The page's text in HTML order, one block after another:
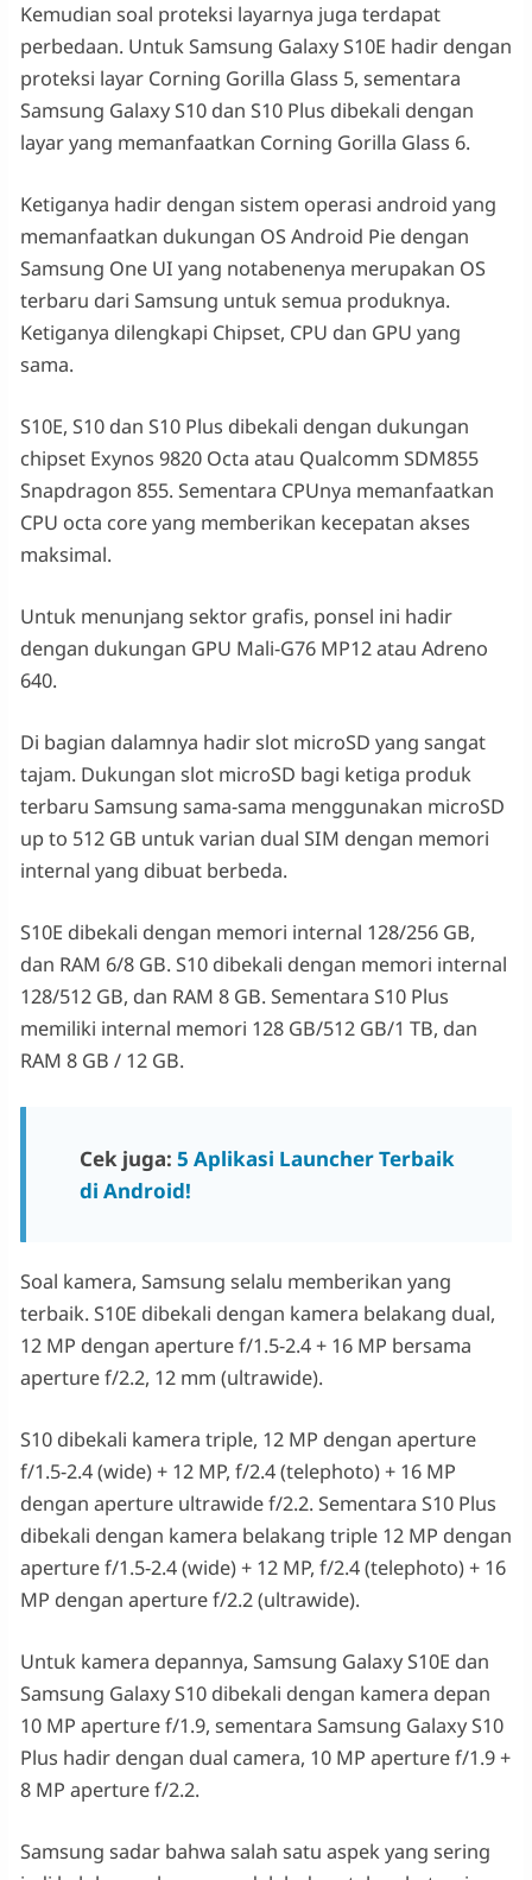
Kemudian soal proteksi layarnya juga terdapat
perbedaan. Untuk Samsung Galaxy S10E hadir dengan
proteksi layar Corning Gorilla Glass 5, sementara
Samsung Galaxy S10 dan S10 Plus dibekali dengan
layar yang memanfaatkan Corning Gorilla Glass 6.
Ketiganya hadir dengan sistem operasi android yang
memanfaatkan dukungan OS Android Pie dengan
Samsung One UI yang notabenenya merupakan OS
terbaru dari Samsung untuk semua produknya.
Ketiganya dilengkapi Chipset, CPU dan GPU yang
sama.
S10E, S10 dan S10 Plus dibekali dengan dukungan
chipset Exynos 9820 Octa atau Qualcomm SDM855
Snapdragon 855. Sementara CPUnya memanfaatkan
CPU octa core yang memberikan kecepatan akses
maksimal.
Untuk menunjang sektor grafis, ponsel ini hadir
dengan dukungan GPU Mali-G76 MP12 atau Adreno
640.
Di bagian dalamnya hadir slot microSD yang sangat
tajam. Dukungan slot microSD bagi ketiga produk
terbaru Samsung sama-sama menggunakan microSD
up to 512 GB untuk varian dual SIM dengan memori
internal yang dibuat berbeda.
S10E dibekali dengan memori internal 128/256 GB,
dan RAM 6/8 GB. S10 dibekali dengan memori internal
128/512 GB, dan RAM 8 GB. Sementara S10 Plus
memiliki internal memori 128 GB/512 GB/1 TB, dan
RAM 8 GB / 12 GB.
Cek juga: 5 Aplikasi Launcher Terbaik
di Android!
Soal kamera, Samsung selalu memberikan yang
terbaik. S10E dibekali dengan kamera belakang dual,
12 MP dengan aperture f/1.5-2.4 + 16 MP bersama
aperture f/2.2, 12 mm (ultrawide).
S10 dibekali kamera triple, 12 MP dengan aperture
f/1.5-2.4 (wide) + 12 MP, f/2.4 (telephoto) + 16 MP
dengan aperture ultrawide f/2.2. Sementara S10 Plus
dibekali dengan kamera belakang triple 12 MP dengan
aperture f/1.5-2.4 (wide) + 12 MP, f/2.4 (telephoto) + 16
MP dengan aperture f/2.2 (ultrawide).
Untuk kamera depannya, Samsung Galaxy S10E dan
Samsung Galaxy S10 dibekali dengan kamera depan
10 MP aperture f/1.9, sementara Samsung Galaxy S10
Plus hadir dengan dual camera, 10 MP aperture f/1.9 +
8 MP aperture f/2.2.
Samsung sadar bahwa salah satu aspek yang sering